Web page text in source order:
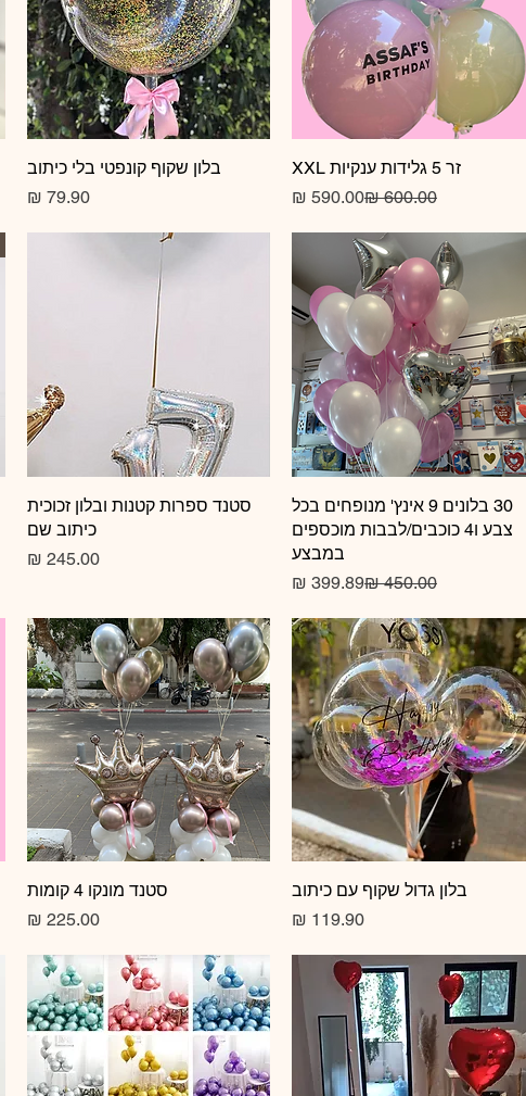
תצוגה מהירה
זר 5 גלידות ענקיות XXL
מחיר רגיל
מחיר מבצע
תצוגה מהירה
בלון שקוף קונפטי בלי כיתוב
מחיר
‏79.90 ‏₪
תצוגה מהירה
30 בלונים 9 אינץ' מנופחים בכל
צבע ו4 כוכבים/לבבות מוכספים
במבצע
מחיר רגיל
מחיר מבצע
תצוגה מהירה
סטנד ספרות קטנות ובלון זכוכית
כיתוב שם
מחיר
‏245.00 ‏₪
תצוגה מהירה
בלון גדול שקוף עם כיתוב
מחיר
תצוגה מהירה
סטנד מונקו 4 קומות
מחיר
‏225.00 ‏₪